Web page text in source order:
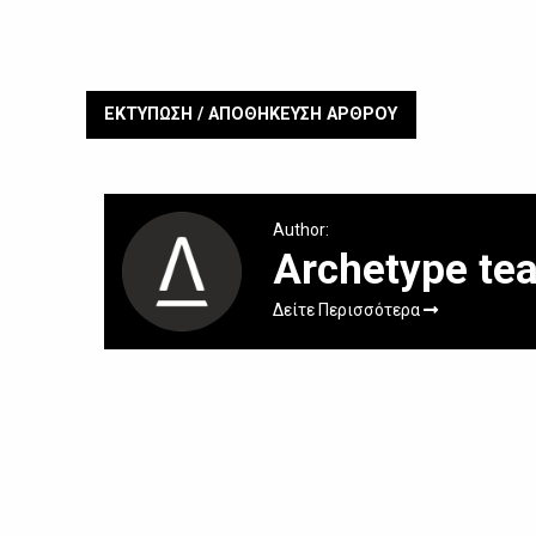
ΕΚΤΥΠΩΣΗ / ΑΠΟΘΗΚΕΥΣΗ ΑΡΘΡΟΥ
Author:
Archetype
Δείτε Περισσότερα